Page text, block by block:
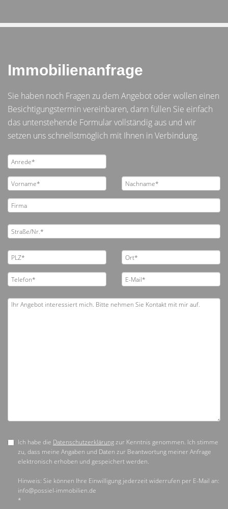
Immobilienanfrage
Sie haben noch Fragen zu dem Angebot oder wollen einen
Besichtigungstermin vereinbaren, dann füllen Sie einfach
das untenstehende Formular vollständig aus und wir
setzen uns schnellstmöglich mit Ihnen in Verbindung.
Ich habe die Datenschutzerklärungzur Kenntnis genommen. Ich stimme
zu, dass meine Angaben und Daten zur Beantwortung meiner Anfrage
elektronisch erhoben und gespeichert werden.
Hinweis: Sie können Ihre Einwilligung jederzeit widerrufen per E-Mail an:
info@possiel-immobilien.de
*